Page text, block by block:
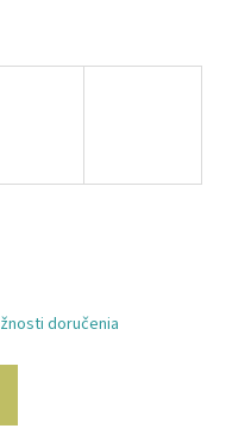
doručenia